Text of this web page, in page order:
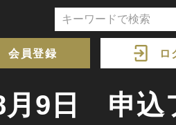
会員登録 ロ
9日 申込